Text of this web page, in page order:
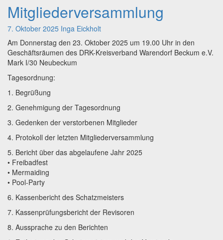
Mitgliederversammlung
Mitgliederversammlung
7. Oktober 2025 Inga Eickholt
Am Donnerstag den 23. Oktober 2025 um 19.00 Uhr in den
Geschäftsräumen des DRK-Kreisverband Warendorf Beckum e.V.
Mark I/30 Neubeckum
Tagesordnung:
1. Begrüßung
2. Genehmigung der Tagesordnung
3. Gedenken der verstorbenen Mitglieder
4. Protokoll der letzten Mitgliederversammlung
5. Bericht über das abgelaufene Jahr 2025
• Freibadfest
• Mermaiding
• Pool-Party
6. Kassenbericht des Schatzmeisters
7. Kassenprüfungsbericht der Revisoren
8. Aussprache zu den Berichten